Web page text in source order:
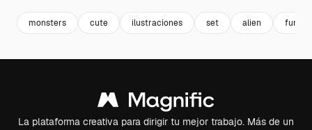
monsters cute ilustraciones set alien funny
La plataforma creativa para dirigir tu mejor trabajo. Más de un